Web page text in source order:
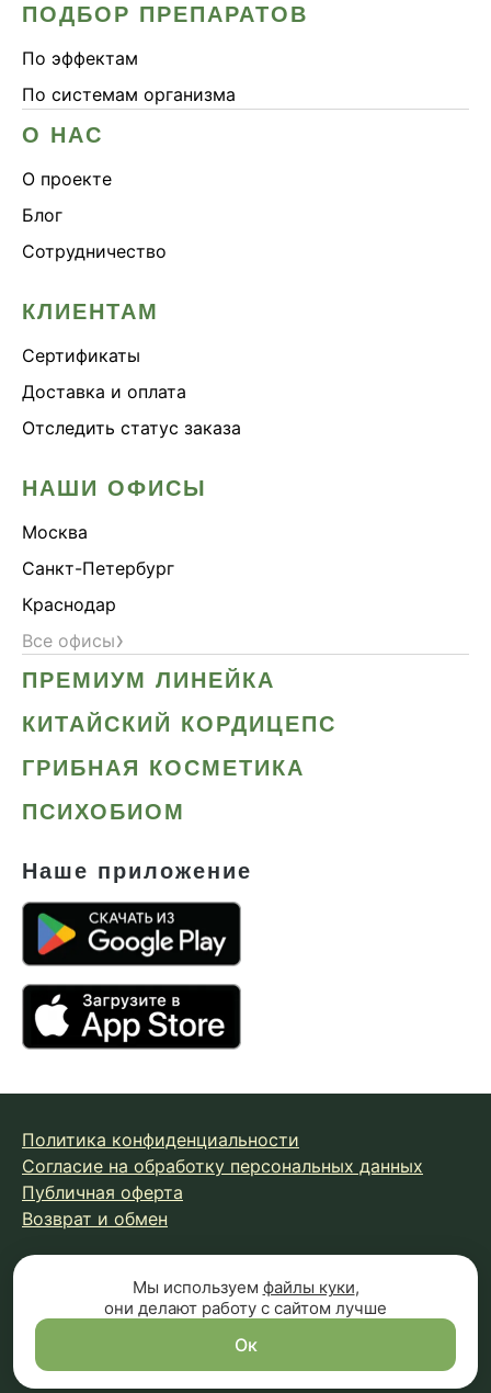
ПОДБОР ПРЕПАРАТОВ
По эффектам
По системам организма
О НАС
О проекте
Блог
Сотрудничество
КЛИЕНТАМ
Сертификаты
Доставка и оплата
Отследить статус заказа
НАШИ ОФИСЫ
Москва
Санкт-Петербург
Краснодар
Все офисы›
ПРЕМИУМ ЛИНЕЙКА
КИТАЙСКИЙ КОРДИЦЕПС
ГРИБНАЯ КОСМЕТИКА
ПСИХОБИОМ
Наше приложение
Политика конфиденциальности
Согласие на обработку персональных данных
Публичная оферта
Возврат и обмен
© 2026 Fungiline — зарегистрированная торговая марка.
Копирование материалов с сайта запрещено.
Вся информация на сайте носит справочный характер и
не является публичной офертой (п.2 ст.437 ГК РФ)
Мы используем файлы куки,
они делают работу с сайтом лучше
Ок